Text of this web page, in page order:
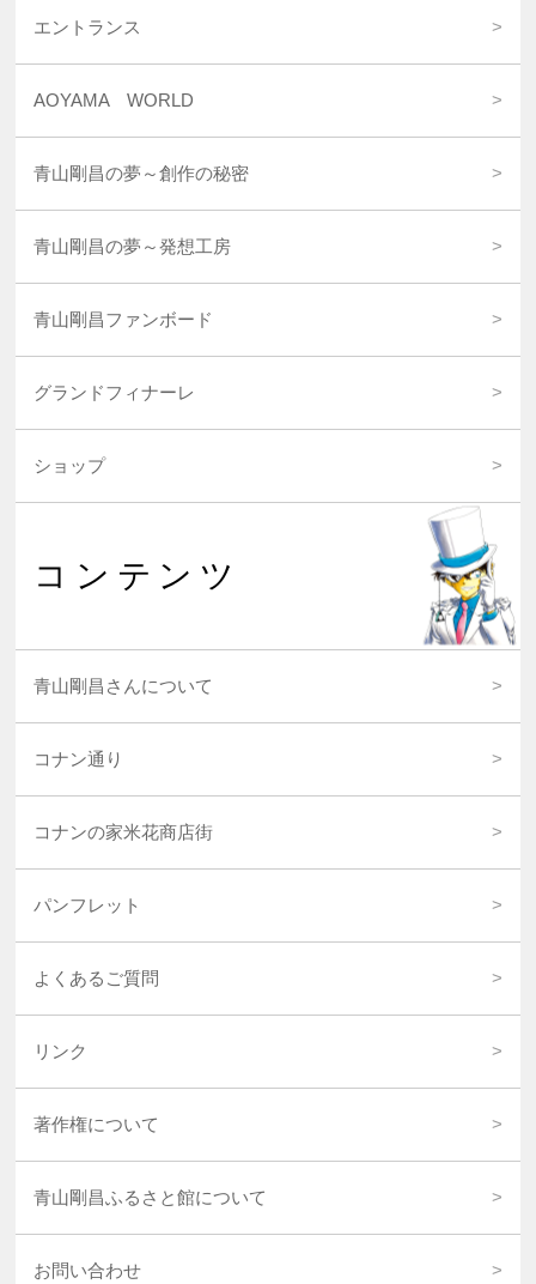
エントランス
AOYAMA WORLD
青山剛昌の夢～創作の秘密
青山剛昌の夢～発想工房
青山剛昌ファンボード
グランドフィナーレ
ショップ
コンテンツ
青山剛昌さんについて
コナン通り
コナンの家米花商店街
パンフレット
よくあるご質問
リンク
著作権について
青山剛昌ふるさと館について
お問い合わせ